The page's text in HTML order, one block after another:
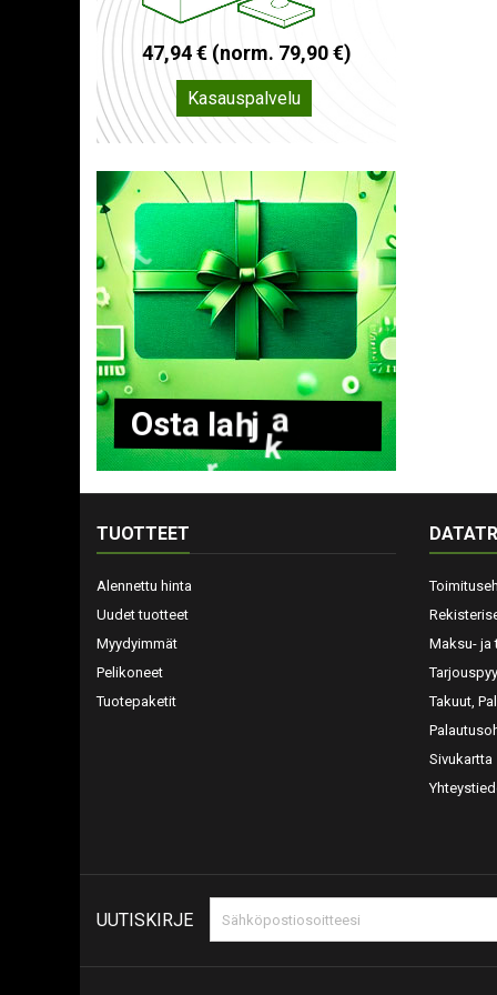
47,94€ (norm. 79,90€)
Kasauspalvelu
Osta lahj ak
TUOTTEET
Alennettu hinta
Uudet tuotteet
Myydyimmät
Pelikoneet
Tuotepaketit
Maksu- ja
Takuut,
Sivukartta
UUTISKIRJE